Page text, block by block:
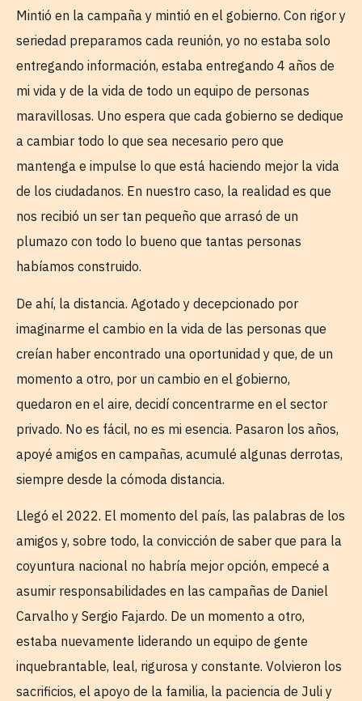
Mintió en la campaña y mintió en el gobierno. Con rigor y
seriedad preparamos cada reunión, yo no estaba solo
entregando información, estaba entregando 4 años de
mi vida y de la vida de todo un equipo de personas
maravillosas. Uno espera que cada gobierno se dedique
a cambiar todo lo que sea necesario pero que
mantenga e impulse lo que está haciendo mejor la vida
de los ciudadanos. En nuestro caso, la realidad es que
nos recibió un ser tan pequeño que arrasó de un
plumazo con todo lo bueno que tantas personas
habíamos construido.
De ahí, la distancia. Agotado y decepcionado por
imaginarme el cambio en la vida de las personas que
creían haber encontrado una oportunidad y que, de un
momento a otro, por un cambio en el gobierno,
quedaron en el aire, decidí concentrarme en el sector
privado. No es fácil, no es mi esencia. Pasaron los años,
apoyé amigos en campañas, acumulé algunas derrotas,
siempre desde la cómoda distancia.
Llegó el 2022. El momento del país, las palabras de los
amigos y, sobre todo, la convicción de saber que para la
coyuntura nacional no habría mejor opción, empecé a
asumir responsabilidades en las campañas de Daniel
Carvalho y Sergio Fajardo. De un momento a otro,
estaba nuevamente liderando un equipo de gente
inquebrantable, leal, rigurosa y constante. Volvieron los
sacrificios, el apoyo de la familia, la paciencia de Juli y